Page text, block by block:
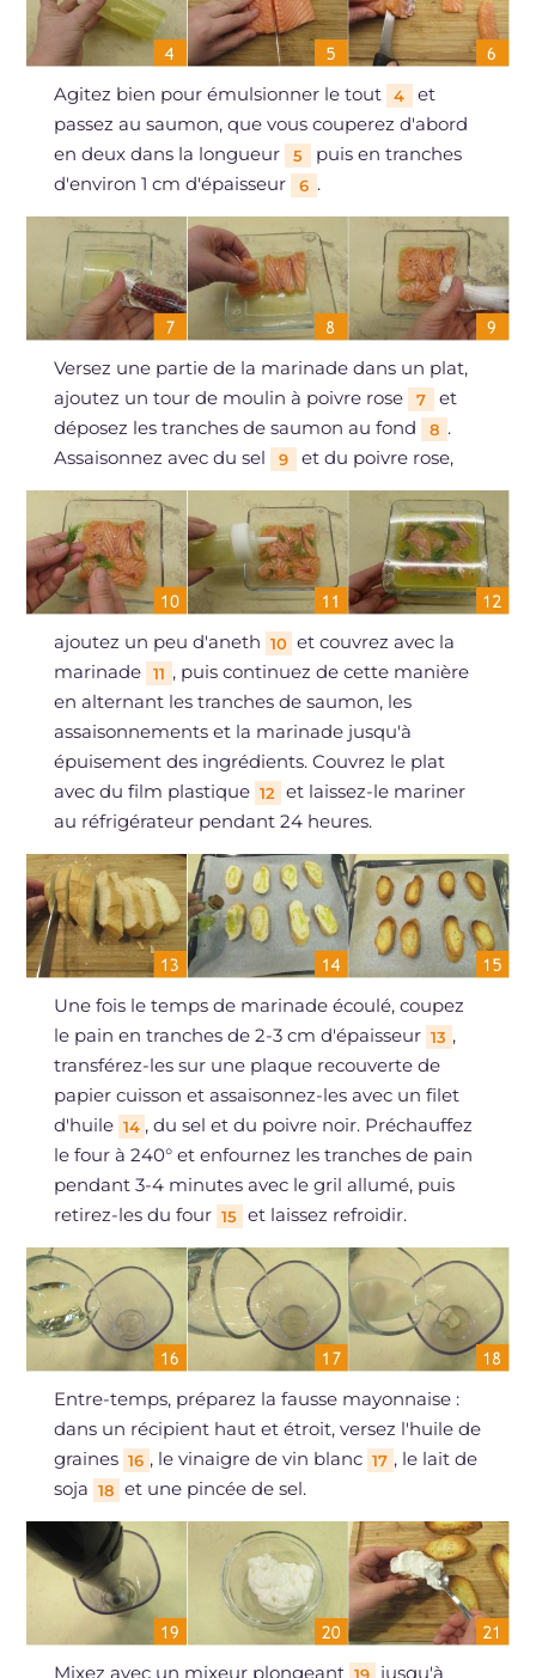
Agitez bien pour émulsionner le tout 4
et
passez au saumon, que vous couperez d'abord
en deux dans la longueur
5
puis en tranches
d'environ 1 cm d'épaisseur
6 .
Versez une partie de la marinade dans un plat,
ajoutez un tour de moulin à poivre rose
7
et
déposez les tranches de saumon au fond
8 .
Assaisonnez avec du sel
9 et du poivre rose,
ajoutez un peu d'aneth 10 et couvrez avec la
marinade
11 , puis continuez de cette manière
en alternant les tranches de saumon, les
assaisonnements et la marinade jusqu'à
épuisement des ingrédients. Couvrez le plat
avec du film plastique 12
et laissez-le mariner
au réfrigérateur pendant 24 heures.
Une fois le temps de marinade écoulé, coupez
le pain en tranches de 2-3 cm d'épaisseur 13 ,
transférez-les sur une plaque recouverte de
papier cuisson et assaisonnez-les avec un filet
d'huile 14 , du sel et du poivre noir. Préchauffez
le four à 240° et enfournez les tranches de pain
pendant 3-4 minutes avec le gril allumé, puis
retirez-les du four 15 et laissez refroidir.
Entre-temps, préparez la fausse mayonnaise :
dans un récipient haut et étroit, versez l'huile de
graines 16 , le vinaigre de vin blanc 17 , le lait de
soja 18 et une pincée de sel.
Mixez avec un mixeur plongeant 19 jusqu'à